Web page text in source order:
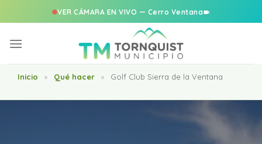
VER CÁMARA EN VIVO — Cerro Ventana
Inicio » Qué hacer » Golf Club Sierra de la Ventana